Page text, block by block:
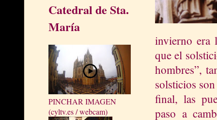
Catedral de Sta.
María
PINCHAR IMAGEN
(cyltv.es / webcam)
invierno era
que el
hombres”,
solsticios
final, las
paso a